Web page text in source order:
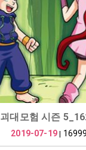
대모험 시즌
2019-07-19|